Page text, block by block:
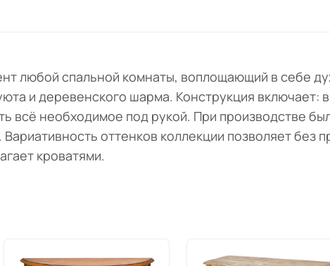
любой спальной комнаты, воплощающий в себе
и деревенского шарма. Конструкция включает:
всё необходимое под рукой. При производстве
оттенков коллекции позволяет без
кроватями.